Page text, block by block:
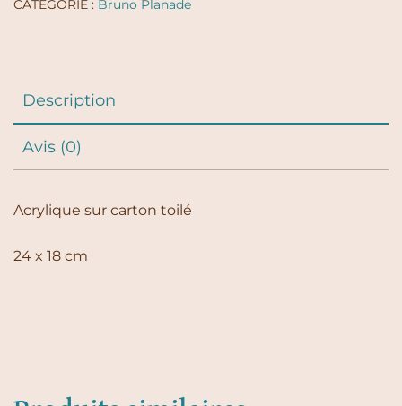
CATÉGORIE : Bruno Planade
Description
Avis (0)
Acrylique sur carton toilé
24 x 18 cm